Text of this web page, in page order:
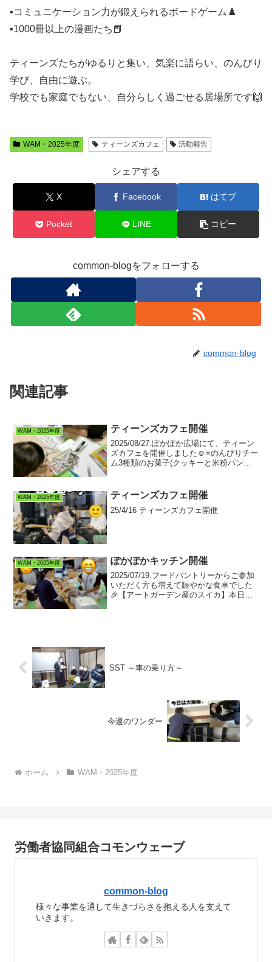
▪コミュニケーション力が鍛えられるボードゲーム♟️
▪1000冊以上の漫画たち📕
ティーンズたちがゆるりと集い、気楽に語らい、のんびり
学び、自由に遊ぶ。
学校でも家庭でもない、自分らしく過ごせる居場所です🙌
WAM・2025年度 ティーンズカフェ 活動報告
シェアする
X Facebook はてブ
Pocket LINE コピー
common-blogをフォローする
common-blog
関連記事
WAM・2025年度 ティーンズカフェ開催
2025/08/27.ぽかぽか広場にて、ティーン
ズカフェを開催しました☺️⭐️のんびりチー
ム3種類のお菓子(クッキーと米粉パンと
ましたが、その分会話が弾み、楽しい時
間...
WAM・2025年度 ティーンズカフェ開催
25/4/16 ティーンズカフェ開催
WAM・2025年度 ぽかぽかキッチン開催
2025/07/19.フードパントリーからご参加
いただく方も増えて賑やかな食卓でした
🎉【アートガーデン産のスイカ】本日、
SST ～車の乗り方～
今週のワンダー
ホーム WAM・2025年度
労働者協同組合コモンウェーブ
common-blog
様々な事業を通して生きづらさを抱える人を支えて
いきます。